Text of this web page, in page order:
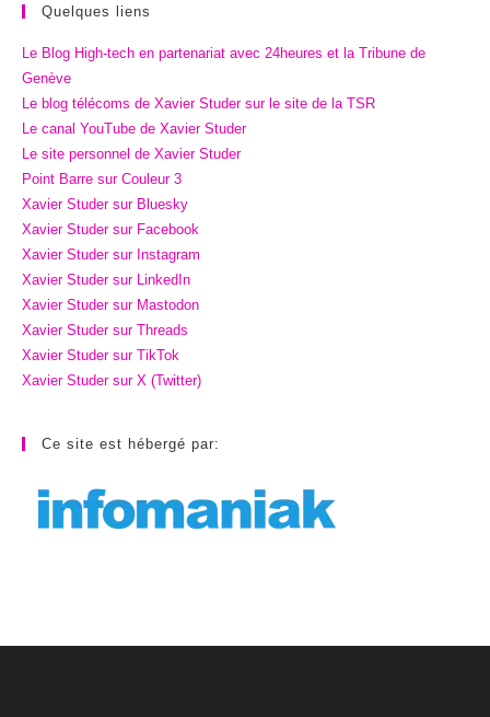
Quelques liens
Le Blog High-tech en partenariat avec 24heures et la Tribune de
Genève
Le blog télécoms de Xavier Studer sur le site de la TSR
Le canal YouTube de Xavier Studer
Le site personnel de Xavier Studer
Point Barre sur Couleur 3
Xavier Studer sur Bluesky
Xavier Studer sur Facebook
Xavier Studer sur Instagram
Xavier Studer sur LinkedIn
Xavier Studer sur Mastodon
Xavier Studer sur Threads
Xavier Studer sur TikTok
Xavier Studer sur X (Twitter)
Ce site est hébergé par: